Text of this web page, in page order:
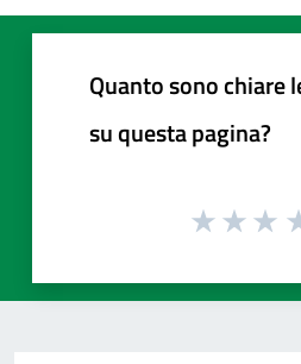
Quanto sono chiare
su questa pagina?